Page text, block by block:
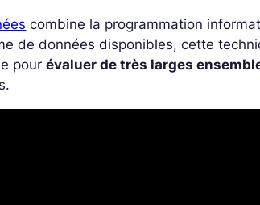
combine la programmation
de données disponibles, cette
pourévaluer de très larges